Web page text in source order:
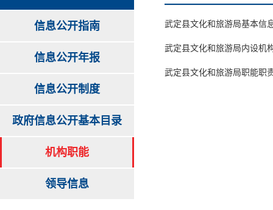
信息公开指南
信息公开年报
信息公开制度
政府信息公开基本目录
机构职能
领导信息
武定县文化和旅游局基本信
武定县文化和旅游局内设机
武定县文化和旅游局职能职